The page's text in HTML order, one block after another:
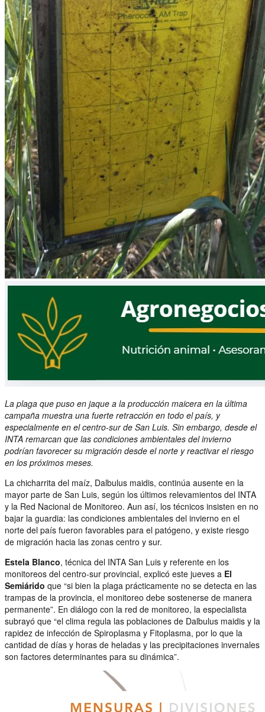
La plaga que puso en jaque a la producción maicera en la última
campaña muestra una fuerte retracción en todo el país, y
especialmente en el centro-sur de San Luis. Sin embargo, desde el
INTA remarcan que las condiciones ambientales del invierno
podrían favorecer su migración desde el norte y reactivar el riesgo
en los próximos meses.
La chicharrita del maíz, Dalbulus maidis, continúa ausente en la
mayor parte de San Luis, según los últimos relevamientos del INTA
y la Red Nacional de Monitoreo. Aun así, los técnicos insisten en no
bajar la guardia: las condiciones ambientales del invierno en el
norte del país fueron favorables para el patógeno, y existe riesgo
de migración hacia las zonas centro y sur.
Estela Blanco, técnica del INTA San Luis y referente en los
monitoreos del centro-sur provincial, explicó este jueves a El
Semiárido que “si bien la plaga prácticamente no se detecta en las
trampas de la provincia, el monitoreo debe sostenerse de manera
permanente”. En diálogo con la red de monitoreo, la especialista
subrayó que “el clima regula las poblaciones de Dalbulus maidis y la
rapidez de infección de Spiroplasma y Fitoplasma, por lo que la
cantidad de días y horas de heladas y las precipitaciones invernales
son factores determinantes para su dinámica”.